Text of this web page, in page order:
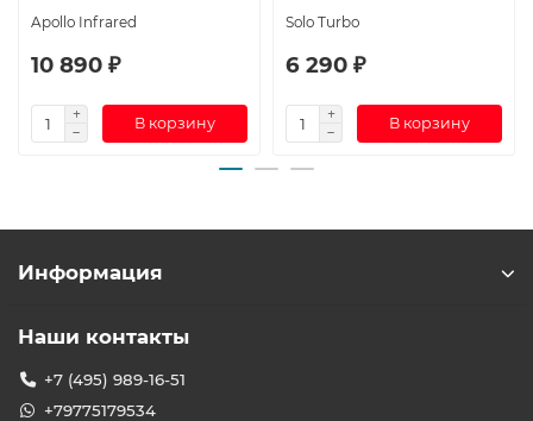
Apollo Infrared
10 890 ₽
В корзину
Solo Turbo
6 290 ₽
В корзину
Информация
Наши контакты
+7 (495) 989-16-51
+79775179534